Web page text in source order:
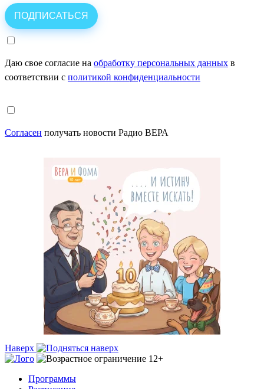
Даю свое согласие на обработку персональных данных в
соответствии с политикой конфиденциальности
Согласен получать новости Радио ВЕРА
Наверх
Программы